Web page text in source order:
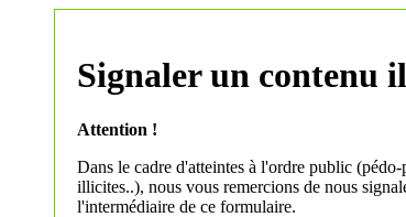
Signaler un contenu
Attention !
Dans le cadre d'atteintes à l'ordre public
illicites..), nous vous remercions de nous
l'intermédiaire de ce formulaire.